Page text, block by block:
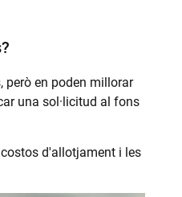
però en poden millorar
una sol·licitud al fons
d'allotjament i les